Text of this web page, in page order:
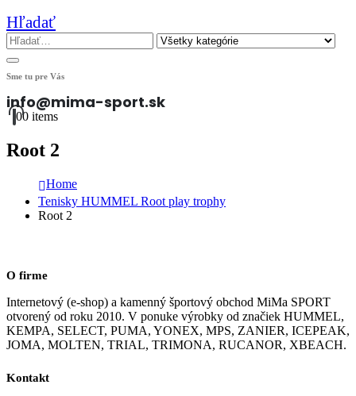
Hľadať
Sme tu pre Vás
info@mima-sport.sk
00 items
Root 2
Home
Tenisky HUMMEL Root play trophy
Root 2
O firme
Internetový (e-shop) a kamenný športový obchod MiMa SPORT
otvorený od roku 2010. V ponuke výrobky od značiek HUMMEL,
KEMPA, SELECT, PUMA, YONEX, MPS, ZANIER, ICEPEAK,
JOMA, MOLTEN, TRIAL, TRIMONA, RUCANOR, XBEACH.
Kontakt